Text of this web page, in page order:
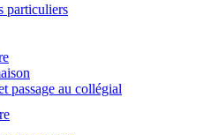
particuliers
passage au collégial